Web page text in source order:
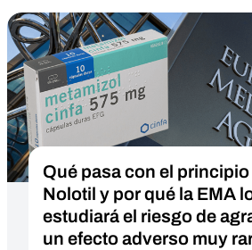
Qué pasa con el
Nolotil y por qué la EMA
estudiará el riesgo de
un efecto adverso muy